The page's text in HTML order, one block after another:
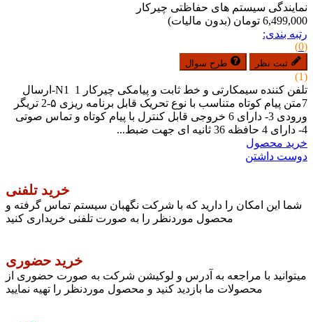
نمایندگی سیستم های حفاظتی چیرکار
6,499,000 تومان
(بدون مالیات)
رتبه بندی:
(0)
ثبت نظر طرح سوال
(1)
تلفن کننده سیمکارتی و خط ثابت و پیامکی چیرکار N1 1-ارسال
7متن پیام کوتاه متناسب با نوع تحریک قابل برنامه ریزی ۵-2 تریگر
ورودی 3- دارای 6 خروجی قابل کنترل با پیام کوتاه و تماس صوتی
4- دارای 4 حافظه 36 ثانیه ای جهت ضبط...
خرید محصول
دوست داشتن
خرید تلفنی
شما این امکان را دارید که با شرکت نگهبان سیستم تماس گرفته و
محصول موردنظر را به صورت تلفنی خریداری کنید
خرید حضوری
میتوانید با مراجعه به آدرس و لوکیشن شرکت به صورت حضوری از
محصولات ما بازدید کنید و محصول موردنظر را تهیه نمایید